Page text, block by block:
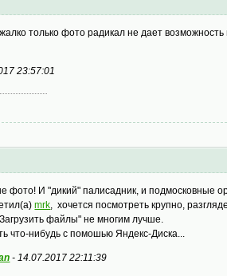
только фото радикал не дает
23:57:01
фото! И "дикий" палисадник, и подмосковные
mrk, хочется посмотреть крупно,
файлы" не многим лучше.
что-нибудь с помошью Яндекс-Диска...
-14.07.2017 22:11:39